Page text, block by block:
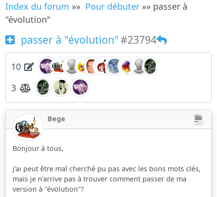
Index du forum »» Pour débuter»» passer à
"évolution"
passer à "évolution"#23794
10
3
Bege
Bonjour à tous,
j'ai peut être mal cherché pu pas avec les bons mots clés,
mais je n'arrive pas à trouver comment passer de ma
version à "évolution"?